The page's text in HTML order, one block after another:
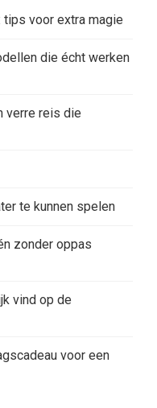
voor extra magie
die écht werken
verre reis die
te kunnen spelen
zonder oppas
vind op de
voor een